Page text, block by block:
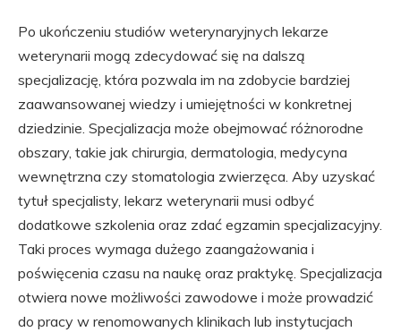
Po ukończeniu studiów weterynaryjnych lekarze
weterynarii mogą zdecydować się na dalszą
specjalizację, która pozwala im na zdobycie bardziej
zaawansowanej wiedzy i umiejętności w konkretnej
dziedzinie. Specjalizacja może obejmować różnorodne
obszary, takie jak chirurgia, dermatologia, medycyna
wewnętrzna czy stomatologia zwierzęca. Aby uzyskać
tytuł specjalisty, lekarz weterynarii musi odbyć
dodatkowe szkolenia oraz zdać egzamin specjalizacyjny.
Taki proces wymaga dużego zaangażowania i
poświęcenia czasu na naukę oraz praktykę. Specjalizacja
otwiera nowe możliwości zawodowe i może prowadzić
do pracy w renomowanych klinikach lub instytucjach